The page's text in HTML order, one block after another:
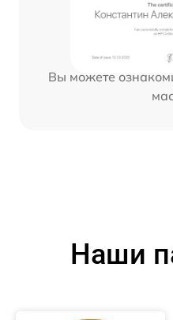
Вы можете
Наши